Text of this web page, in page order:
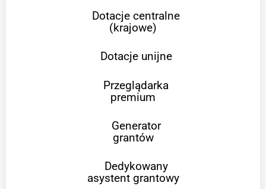
Dotacje centralne
(krajowe)
Dotacje unijne
Przeglądarka
premium
Generator
grantów
Dedykowany
asystent grantowy